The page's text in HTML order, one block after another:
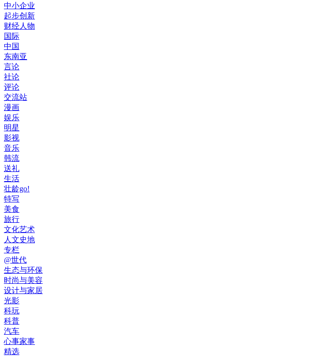
中小企业
起步创新
财经人物
国际
中国
东南亚
言论
社论
评论
交流站
漫画
娱乐
明星
影视
音乐
韩流
送礼
生活
壮龄go!
特写
美食
旅行
文化艺术
人文史地
专栏
@世代
生态与环保
时尚与美容
设计与家居
光影
科玩
科普
汽车
心事家事
精选